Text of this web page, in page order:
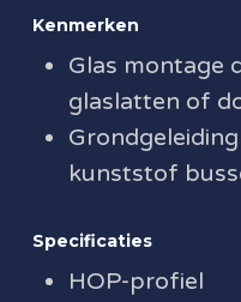
Kenmerken
Glas montage
glaslatten of
kunststof
Specificaties
HOP-profiel